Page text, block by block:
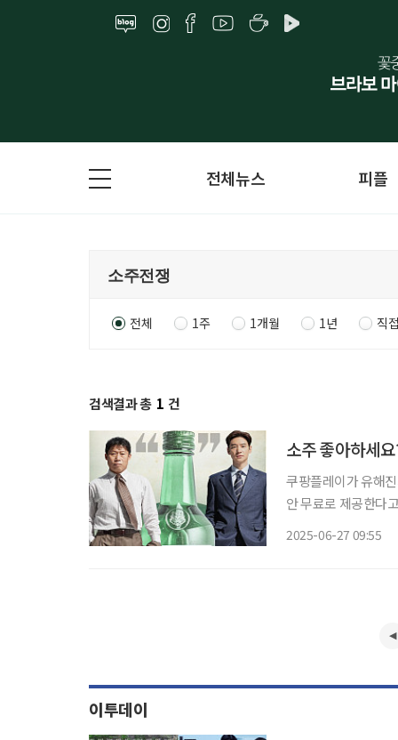
전체뉴스 피플
전체 1주 1개월 1년 직
검색결과 총 1 건
소주 좋아하세
쿠팡플레이가 유해
안 무료로 제공한다
2025-06-27 09:55
이투데이